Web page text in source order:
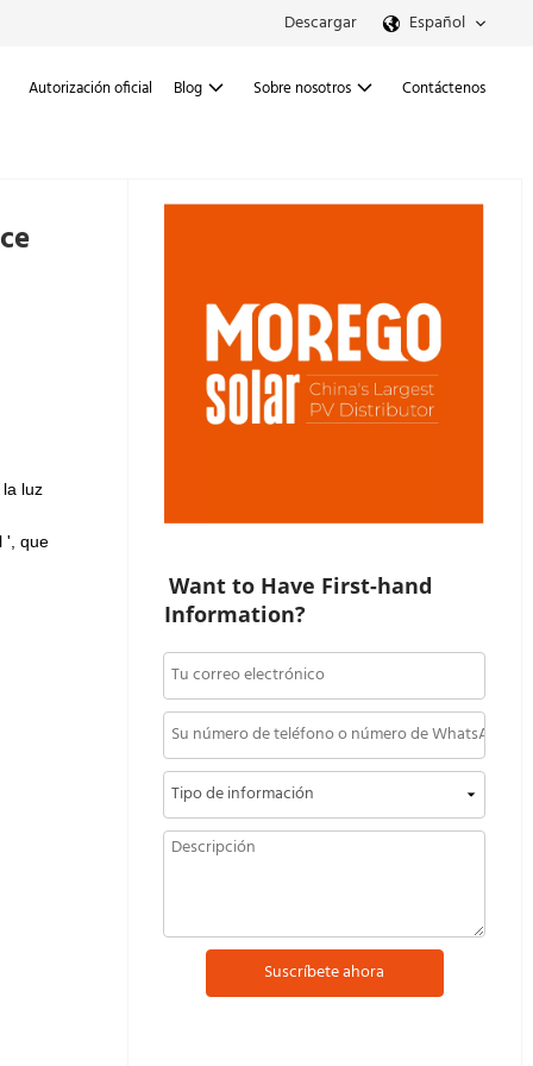
Descargar Español
Autorización oficial Blog Sobre nosotros Contáctenos
luz
', que
Want to Have First-hand
Information?
Suscríbete ahora